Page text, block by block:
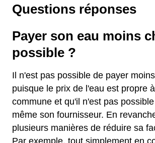
Questions réponses
Payer son eau moins
possible ?
Il n'est pas possible de payer
puisque le prix de l'eau est propre
commune et qu'il n'est pas
même son fournisseur. En
plusieurs manières de réduire sa
Par exemple, tout simplement en